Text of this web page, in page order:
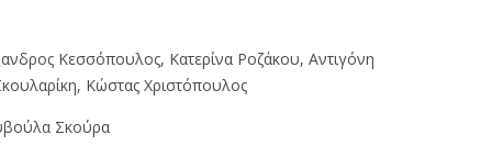
Κεσσόπουλος, Κατερίνα Ροζάκου, Αντιγόνη
Κώστας Χριστόπουλος
Σκούρα